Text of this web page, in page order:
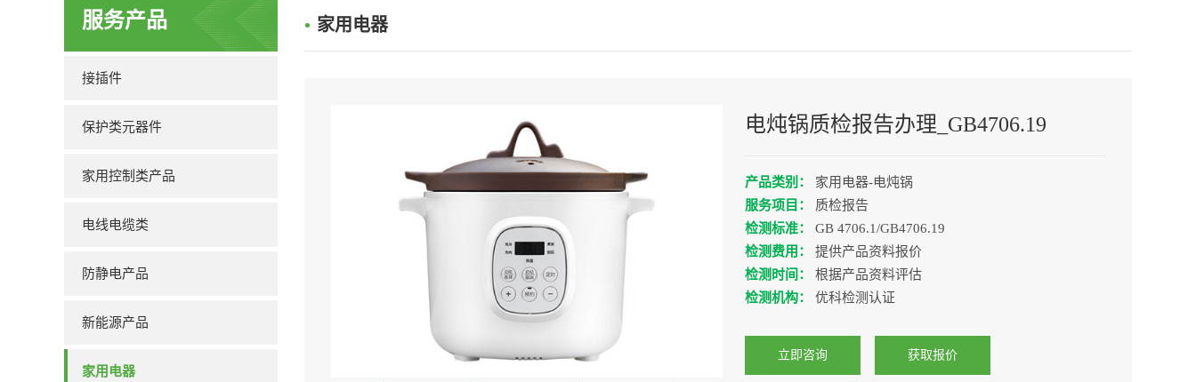
服务产品
接插件
保护类元器件
家用控制类产品
电线电缆类
防静电产品
新能源产品
家用电器
• 家用电器
电炖锅质检报告办理_GB4706.19
产品类别：
家用电器-电炖锅
服务项目：
质检报告
检测标准：
GB 4706.1/GB4706.19
检测费用：
提供产品资料报价
检测时间：
根据产品资料评估
检测机构：
优科检测认证
立即咨询 获取报价